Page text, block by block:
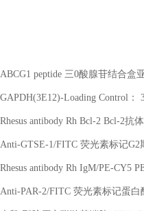
ABCG1 peptide 三0酸腺苷结合盒
GAPDH(3E12)-Loading Control
Rhesus antibody Rh Bcl-2 Bcl-2抗
Anti-GTSE-1/FITC 荧光素标记G2
Rhesus antibody Rh IgM/PE-CY5
Anti-PAR-2/FITC 荧光素标记蛋白